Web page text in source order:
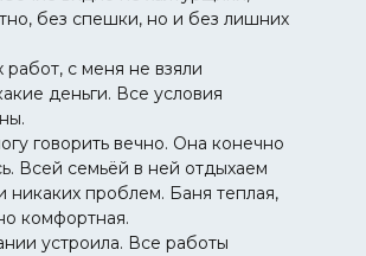
без спешки, но и без лишних
с меня не взяли
деньги. Все условия
говорить вечно. Она конечно
Всей семьёй в ней отдыхаем
проблем. Баня теплая,
комфортная.
устроила. Все работы